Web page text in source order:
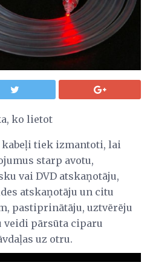
ko lietot
tiek izmantoti, lai
starp avotu,
vai DVD atskaņotāju,
atskaņotāju un citu
pastiprinātāju, uztvērēju
veidi pārsūta ciparu
uz otru.